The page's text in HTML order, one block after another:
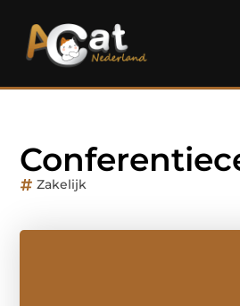
Zakelijk